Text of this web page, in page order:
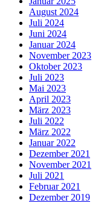
August 2024
Juli 2024
Juni 2024
Januar 2024
November 2023
Oktober 2023
Juli 2023
Mai 2023
April 2023
März 2023
Juli 2022
März 2022
Januar 2022
Dezember 2021
November 2021
Juli 2021
Februar 2021
Dezember 2019